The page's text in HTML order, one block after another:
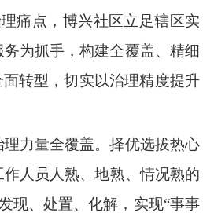
痛点，博兴社区立足辖区实
为抓手，构建全覆盖、精细
转型，切实以治理精度提升
力量全覆盖。择优选拔热心
人员人熟、地熟、情况熟的
现、处置、化解，实现“事事